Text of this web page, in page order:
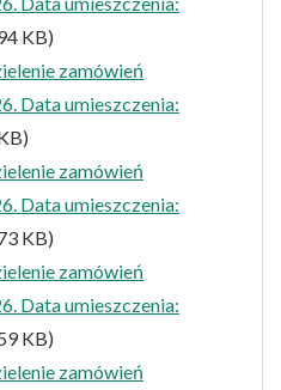
KB)
zamówień
Data umieszczenia:
zamówień
Data umieszczenia:
KB)
zamówień
Data umieszczenia:
KB)
zamówień